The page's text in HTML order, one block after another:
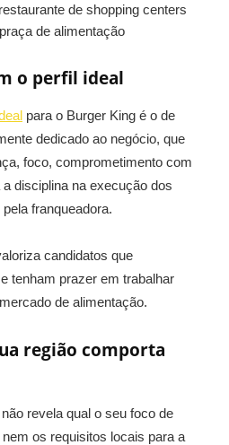
de shopping centers
de alimentação
o perfil ideal
para o Burger King é o de
dedicado ao negócio, que
foco, comprometimento com
disciplina na execução dos
franqueadora.
candidatos que
tenham prazer em trabalhar
de alimentação.
região comporta
revela qual o seu foco de
os requisitos locais para a